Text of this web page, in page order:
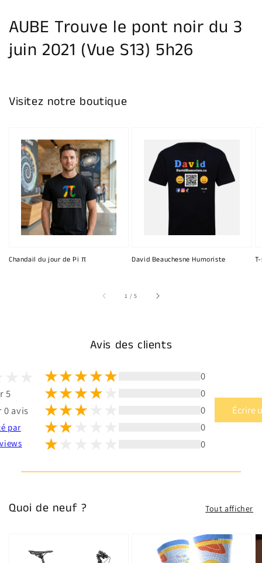
AUBE Trouve le pont noir du 3
juin 2021 (Vue S13) 5h26
Visitez notre boutique
Chandail du jour de Pi π David Beauchesne Humoriste
1 /sur
5
Avis des clients
5
0 avis
par
0
0
0
0
0
Écrire
Quoi de neuf ? Tout afficher